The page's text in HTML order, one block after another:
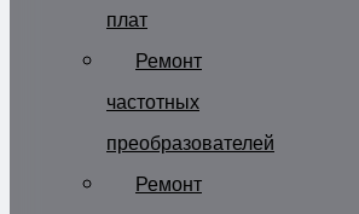
плат
Ремонт
частотных
преобразователей
Ремонт